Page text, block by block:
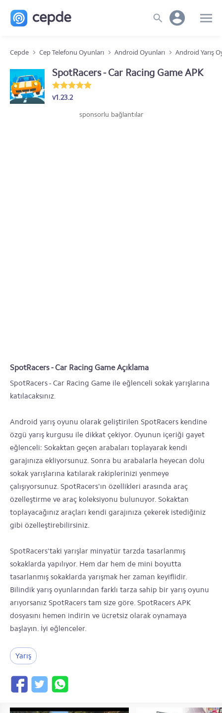
Cepde Cep Telefonu Oyunları Android Oyunları Android Yarış
SpotRacers - Car Racing Game APK
v1.23.2
sponsorlu bağlantılar
SpotRacers - Car Racing Game Açıklama
SpotRacers - Car Racing Game ile eğlenceli sokak yarışlarına
katılacaksınız.
Android yarış oyunu olarak geliştirilen SpotRacers kendine
özgü yarış kurgusu ile dikkat çekiyor. Oyunun içeriği gayet
eğlenceli: Sokaktan geçen arabaları toplayarak kendi
garajınıza ekliyorsunuz. Sonra bu arabalarla heyecan dolu
sokak yarışlarına katılarak rakiplerinizi yenmeye
çalışıyorsunuz. SpotRacers'ın özellikleri arasında araç
özelleştirme ve araç koleksiyonu bulunuyor. Sokaktan
toplayacağınız araçları kendi garajınıza çekerek istediğiniz
gibi özelleştirebilirsiniz.
SpotRacers'taki yarışlar minyatür tarzda tasarlanmış
sokaklarda yapılıyor. Hem dar hem de mini boyutta
tasarlanmış sokaklarda yarışmak her zaman keyiflidir.
Bilindik yarış oyunlarından farklı tarza sahip bir yarış oyunu
arıyorsanız SpotRacers tam size göre. SpotRacers APK
dosyasını hemen indirin ve ücretsiz olarak oynamaya
başlayın. İyi eğlenceler.
Yarış